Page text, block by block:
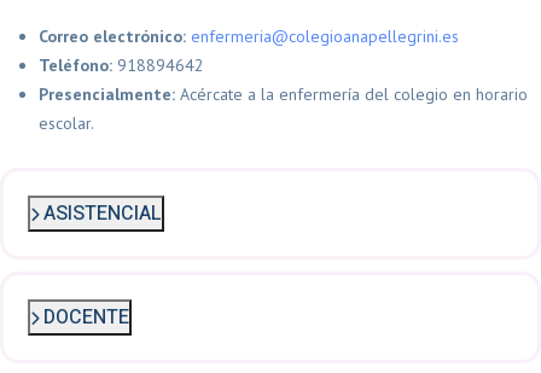
Correo electrónico: enfermeria@colegioanapellegrini.es
Teléfono: 918894642
Presencialmente: Acércate a la enfermería del colegio en horario
escolar.
ASISTENCIAL
DOCENTE